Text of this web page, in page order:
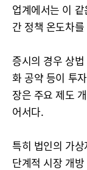
업계에서는 이
간 정책 온도차
증시의 경우 상
화 공약 등이 투
장은 주요 제도
어서다.
특히 법인의 가
단계적 시장 개